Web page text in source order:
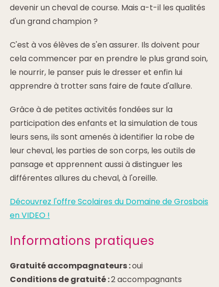
devenir un cheval de course. Mais a-t-il les qualités
d'un grand champion ?
C'est à vos élèves de s'en assurer. Ils doivent pour
cela commencer par en prendre le plus grand soin,
le nourrir, le panser puis le dresser et enfin lui
apprendre à trotter sans faire de faute d'allure.
Grâce à de petites activités fondées sur la
participation des enfants et la simulation de tous
leurs sens, ils sont amenés à identifier la robe de
leur cheval, les parties de son corps, les outils de
pansage et apprennent aussi à distinguer les
différentes allures du cheval, à l'oreille.
Découvrez l'offre Scolaires du Domaine de Grosbois
en VIDEO !
Informations pratiques
Gratuité accompagnateurs :oui
Conditions de gratuité :2 accompagnants